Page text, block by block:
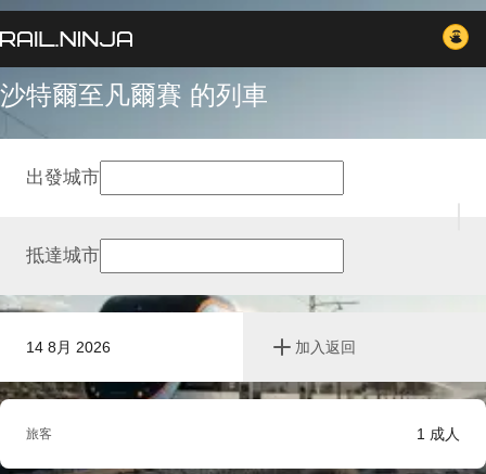
沙特爾至凡爾賽 的列車
14 8月 2026 加入返回
出發城市
抵達城市
旅客 1 成人